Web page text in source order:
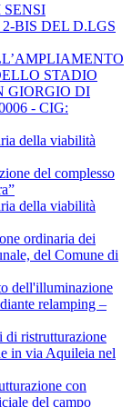
BIS DEL D.LGS
STADIO
GIORGIO DI
- CIG:
della viabilità
del complesso
della viabilità
ordinaria dei
del Comune di
dell'illuminazione
relamping –
di ristrutturazione
in via Aquileia nel
con
del campo